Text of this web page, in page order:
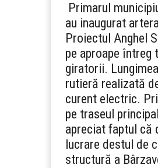
Primarul
au inaugurat
Proiectul Anghel
pe aproape întreg
giratorii.
rutieră realizată
curent electric.
pe traseul
apreciat faptul că
lucrare destul de
structură a